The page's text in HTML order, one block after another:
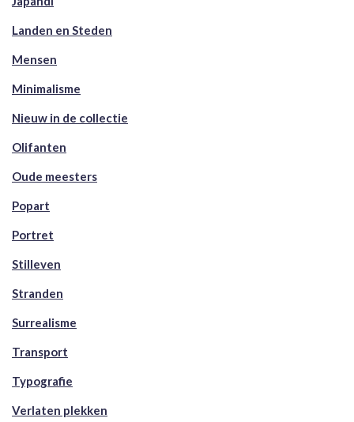
Landen en Steden
Mensen
Minimalisme
Nieuw in de collectie
Olifanten
Oude meesters
Popart
Portret
Stilleven
Stranden
Surrealisme
Transport
Typografie
Verlaten plekken